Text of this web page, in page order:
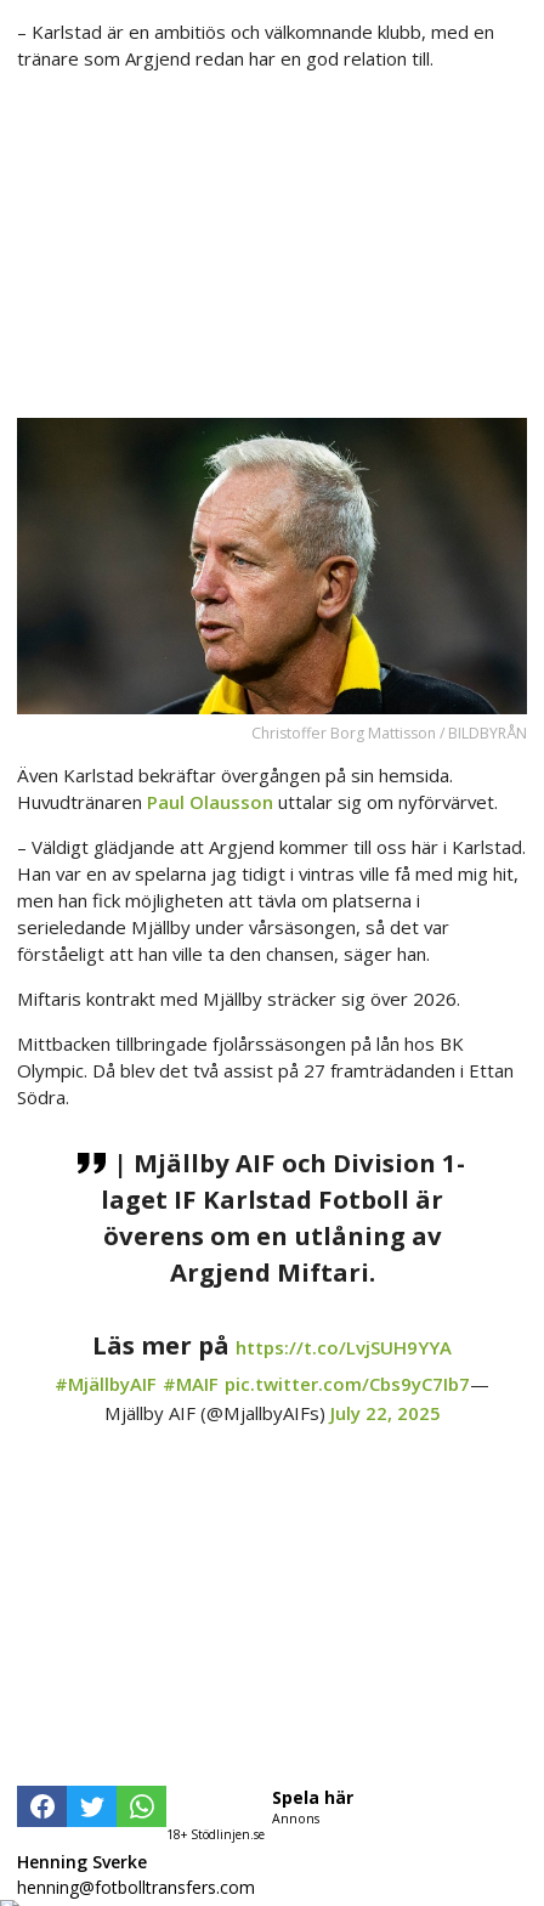
– Karlstad är en ambitiös och välkomnande klubb, med en
tränare som Argjend redan har en god relation till.
Christoffer Borg Mattisson / BILDBYRÅN
Även Karlstad bekräftar övergången på sin hemsida.
Huvudtränaren Paul Olausson uttalar sig om nyförvärvet.
– Väldigt glädjande att Argjend kommer till oss här i Karlstad.
Han var en av spelarna jag tidigt i vintras ville få med mig hit,
men han fick möjligheten att tävla om platserna i
serieledande Mjällby under vårsäsongen, så det var
förståeligt att han ville ta den chansen, säger han.
Miftaris kontrakt med Mjällby sträcker sig över 2026.
Mittbacken tillbringade fjolårssäsongen på lån hos BK
Olympic. Då blev det två assist på 27 framträdanden i Ettan
Södra.
| Mjällby AIF och Division 1-
laget IF Karlstad Fotboll är
överens om en utlåning av
Argjend Miftari.
Läs mer på https://t.co/LvjSUH9YYA
#MjällbyAIF #MAIF pic.twitter.com/Cbs9yC7Ib7—
Mjällby AIF (@MjallbyAIFs) July 22, 2025
18+ Stödlinjen.se
Spela här
Annons
Henning Sverke
henning@fotbolltransfers.com